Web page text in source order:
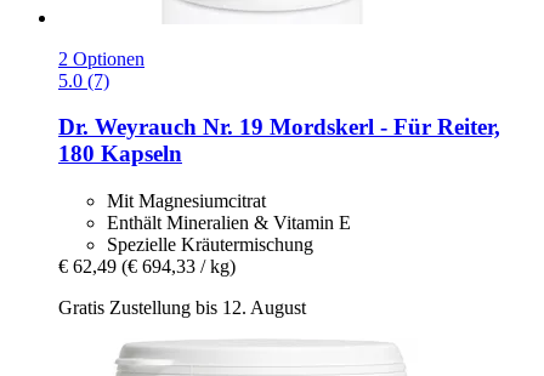
2 Optionen
5.0 (7)
Dr. Weyrauch Nr. 19 Mordskerl -​ Für Reiter,
180 Kapseln
Mit Magnesiumcitrat
Enthält Mineralien & Vitamin E
Spezielle Kräutermischung
€ 62,49 (€ 694,33 / kg)
Gratis Zustellung bis 12. August